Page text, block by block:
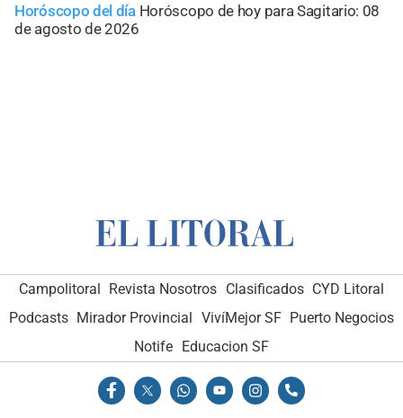
Horóscopo del día Horóscopo de hoy para Sagitario: 08
de agosto de 2026
Campolitoral Revista Nosotros Clasificados CYD Litoral
Podcasts Mirador Provincial VivíMejor SF Puerto Negocios
Notife
Educacion SF